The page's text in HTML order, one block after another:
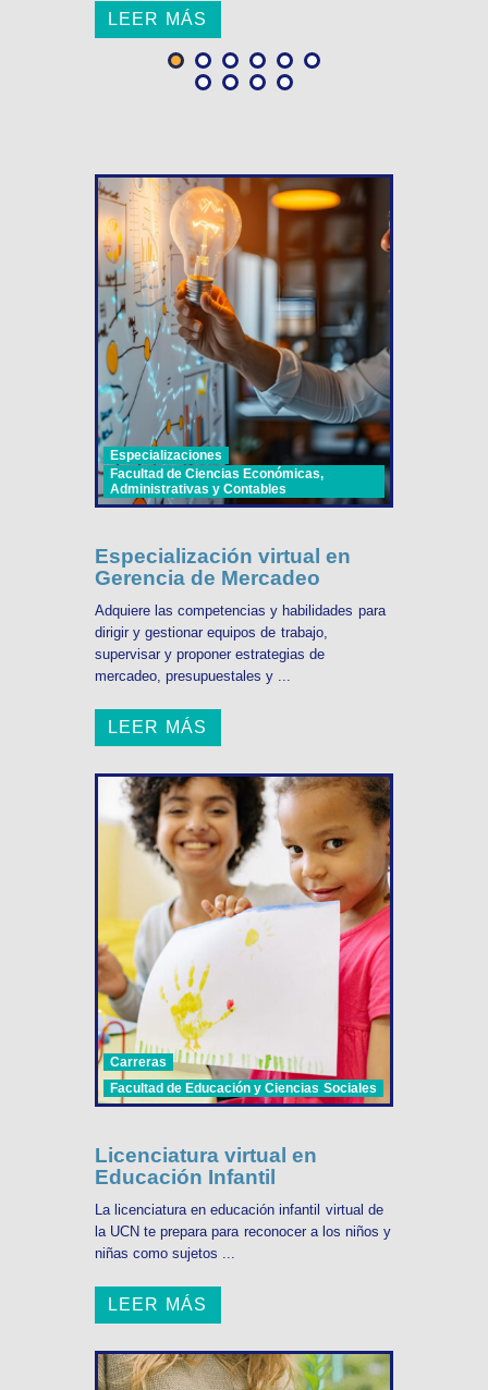
LEER MÁS
Especializaciones
Facultad de Ciencias Económicas,
Administrativas y Contables
Especialización virtual en
Gerencia de Mercadeo
Adquiere las competencias y habilidades para
dirigir y gestionar equipos de trabajo,
supervisar y proponer estrategias de
mercadeo, presupuestales y ...
LEER MÁS
Carreras
Facultad de Educación y Ciencias Sociales
Licenciatura virtual en
Educación Infantil
La licenciatura en educación infantil virtual de
la UCN te prepara para reconocer a los niños y
niñas como sujetos ...
LEER MÁS